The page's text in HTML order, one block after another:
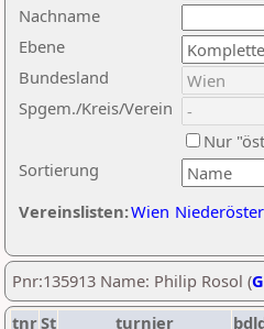
Nachname
Ebene
Sortierung
Bundesland
Spgem./Kreis/Verein
Nur
Vereinslisten:Wien
Pnr:135913 Name: Philip Rosol (
tnrSt turnier